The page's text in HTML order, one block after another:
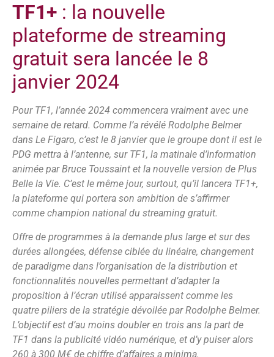
TF1+ : la nouvelle
plateforme de streaming
gratuit sera lancée le 8
janvier 2024
Pour TF1, l’année 2024 commencera vraiment avec une
semaine de retard. Comme l’a révélé Rodolphe Belmer
dans Le Figaro, c’est le 8 janvier que le groupe dont il est le
PDG mettra à l’antenne, sur TF1, la matinale d’information
animée par Bruce Toussaint et la nouvelle version de Plus
Belle la Vie. C’est le même jour, surtout, qu’il lancera TF1+,
la plateforme qui portera son ambition de s’affirmer
comme champion national du streaming gratuit.
Offre de programmes à la demande plus large et sur des
durées allongées, défense ciblée du linéaire, changement
de paradigme dans l’organisation de la distribution et
fonctionnalités nouvelles permettant d’adapter la
proposition à l’écran utilisé apparaissent comme les
quatre piliers de la stratégie dévoilée par Rodolphe Belmer.
L’objectif est d’au moins doubler en trois ans la part de
TF1 dans la publicité vidéo numérique, et d’y puiser alors
260 à 300 M€ de chiffre d’affaires a minima.